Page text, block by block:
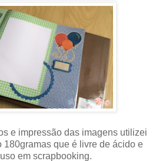
e impressão das imagens utilizei
180gramas que é livre de ácido e
em scrapbooking.